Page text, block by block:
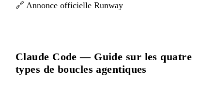
🔗 Annonce officielle Runway
Claude Code — Guide sur les quatre
types de boucles agentiques